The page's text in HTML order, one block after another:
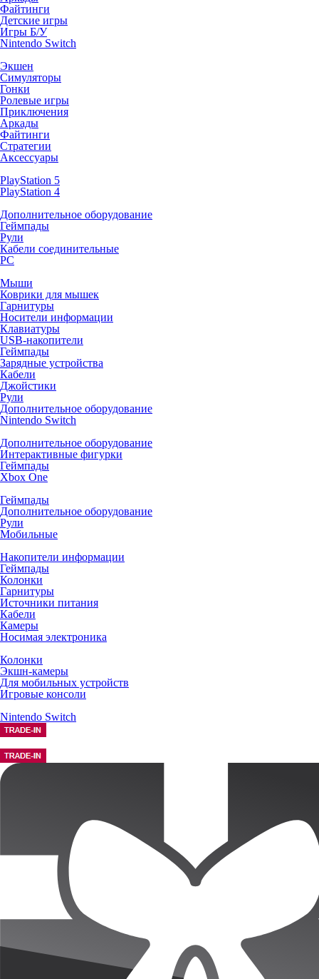
Файтинги
Детские игры
Игры Б/У
Nintendo Switch
Экшен
Симуляторы
Гонки
Ролевые игры
Приключения
Аркады
Файтинги
Стратегии
Аксессуары
PlayStation 5
PlayStation 4
Дополнительное оборудование
Геймпады
Рули
Кабели соединительные
PC
Мыши
Коврики для мышек
Гарнитуры
Носители информации
Клавиатуры
USB-накопители
Геймпады
Зарядные устройства
Кабели
Джойстики
Рули
Дополнительное оборудование
Nintendo Switch
Дополнительное оборудование
Интерактивные фигурки
Геймпады
Xbox One
Геймпады
Дополнительное оборудование
Рули
Мобильные
Накопители информации
Геймпады
Колонки
Гарнитуры
Источники питания
Кабели
Камеры
Носимая электроника
Колонки
Экшн-камеры
Для мобильных устройств
Игровые консоли
Nintendo Switch